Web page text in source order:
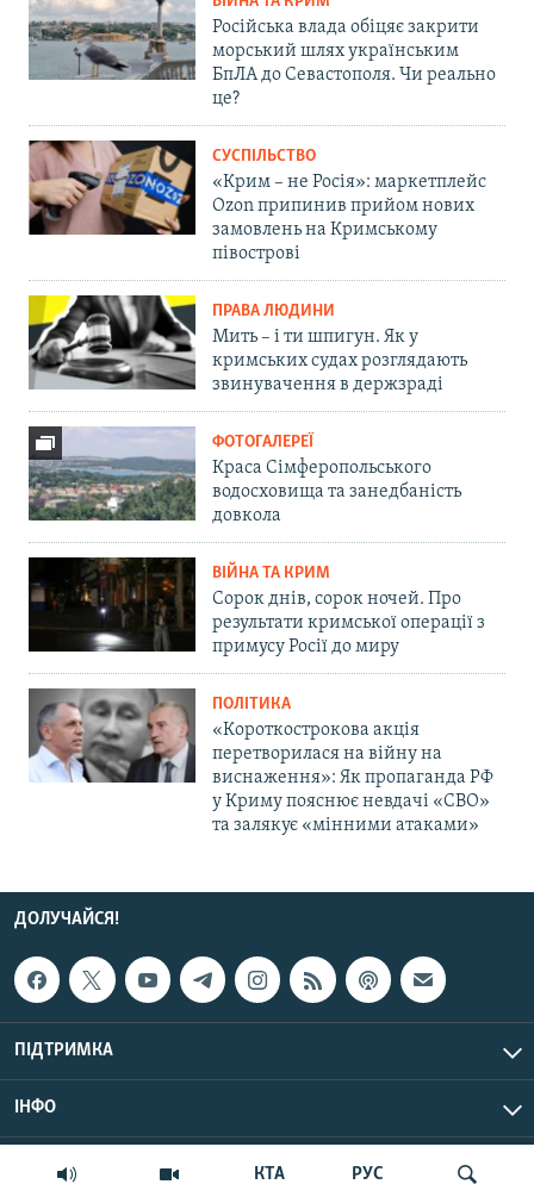
КТА РУС
Російська влада обіцяє закрити
морський шлях українським
БпЛА до Севастополя. Чи реально
це?
СУСПІЛЬСТВО
«Крим – не Росія»: маркетплейс
Ozon припинив прийом нових
замовлень на Кримському
півострові
ПРАВА ЛЮДИНИ
Мить – і ти шпигун. Як у
кримських судах розглядають
звинувачення в держзраді
ФОТОГАЛЕРЕЇ
Краса Сімферопольського
водосховища та занедбаність
довкола
ВІЙНА ТА КРИМ
Сорок днів, сорок ночей. Про
результати кримської операції з
примусу Росії до миру
ПОЛІТИКА
«Короткострокова акція
перетворилася на війну на
виснаження»: Як пропаганда РФ
у Криму пояснює невдачі «СВО»
та залякує «мінними атаками»
ДОЛУЧАЙСЯ!
ПІДТРИМКА
ІНФО
© Крим.Реалії, 2026 | Усі права застережено.